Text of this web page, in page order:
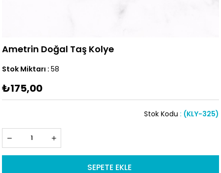
Ametrin Doğal Taş Kolye
Stok Miktarı : 58
₺175,00
(KLY-325)
Stok Kodu